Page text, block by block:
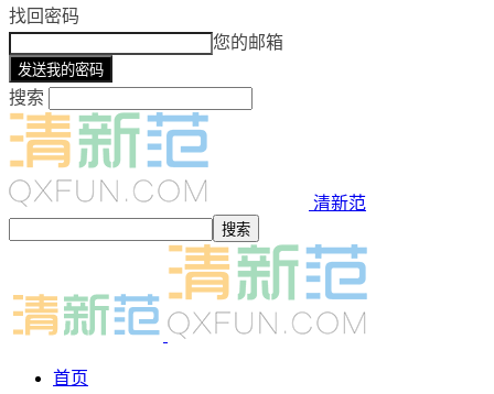
找回密码
您的邮箱
搜索
清新范
首页